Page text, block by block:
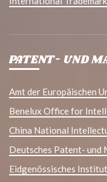
PATENT- UND
Amt der Europäischen
Benelux Office for
China National
Deutsches Patent- und
Eidgenössisches